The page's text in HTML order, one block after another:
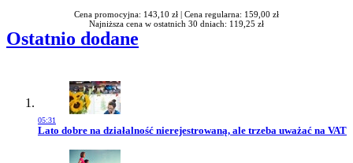
Cena promocyjna: 143,10 zł | Cena regularna: 159,00 zł
Najniższa cena w ostatnich 30 dniach: 119,25 zł
Ostatnio dodane
05:31
Przejdź do artykułu:
Lato dobre na działalność nierejestrowaną, ale trzeba uważać na VAT